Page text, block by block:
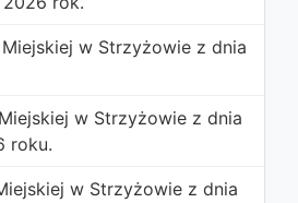
Miejskiej w Strzyżowie z dnia
w Strzyżowie z dnia
roku.
w Strzyżowie z dnia